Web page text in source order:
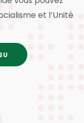
et l’Unité